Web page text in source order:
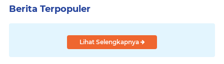
Berita Terpopuler
Lihat Selengkapnya